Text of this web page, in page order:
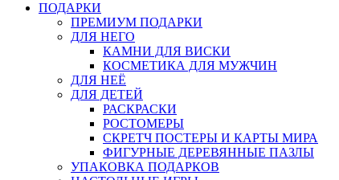
ПОДАРКИ
ПРЕМИУМ ПОДАРКИ
ДЛЯ НЕГО
КАМНИ ДЛЯ ВИСКИ
КОСМЕТИКА ДЛЯ МУЖЧИН
ДЛЯ НЕЁ
ДЛЯ ДЕТЕЙ
РАСКРАСКИ
РОСТОМЕРЫ
СКРЕТЧ ПОСТЕРЫ И КАРТЫ МИРА
ФИГУРНЫЕ ДЕРЕВЯННЫЕ ПАЗЛЫ
УПАКОВКА ПОДАРКОВ